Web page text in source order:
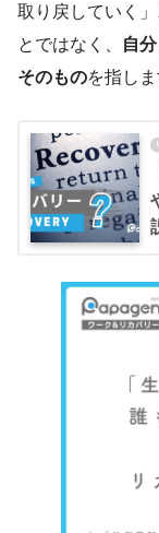
取り戻していく
とではなく、
自
そのものを指しま